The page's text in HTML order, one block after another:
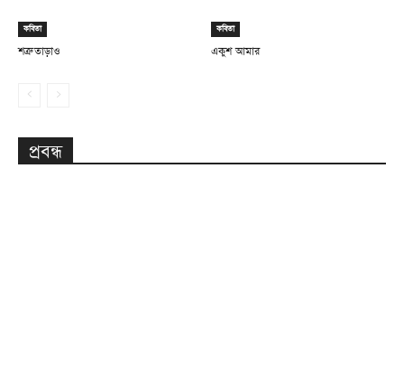
কবিতা
শত্রু তাড়াও
কবিতা
একুশ আমার
প্রবন্ধ